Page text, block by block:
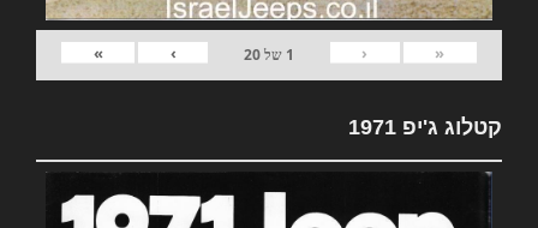
«
‹
1 של20
›
»
קטלוג ג'יפ 1971